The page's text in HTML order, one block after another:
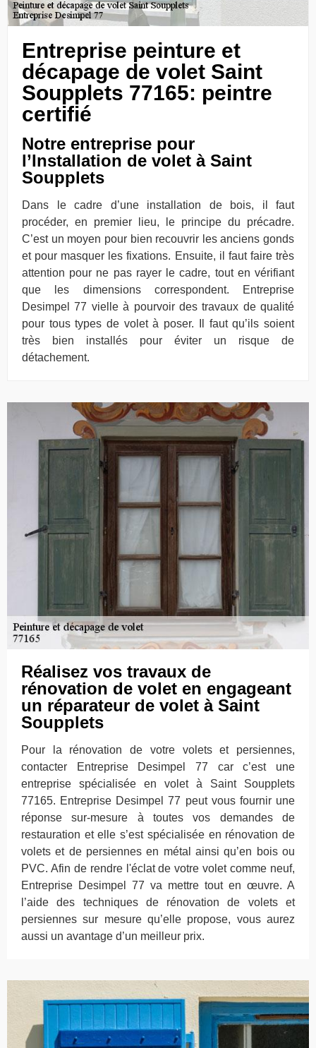
Entreprise peinture et
décapage de volet Saint
Soupplets 77165: peintre
certifié
Notre entreprise pour
l’Installation de volet à Saint
Soupplets
Dans le cadre d’une installation de bois, il faut
procéder, en premier lieu, le principe du précadre.
C’est un moyen pour bien recouvrir les anciens gonds
et pour masquer les fixations. Ensuite, il faut faire très
attention pour ne pas rayer le cadre, tout en vérifiant
que les dimensions correspondent. Entreprise
Desimpel 77 vielle à pourvoir des travaux de qualité
pour tous types de volet à poser. Il faut qu’ils soient
très bien installés pour éviter un risque de
détachement.
Réalisez vos travaux de
rénovation de volet en engageant
un réparateur de volet à Saint
Soupplets
Pour la rénovation de votre volets et persiennes,
contacter Entreprise Desimpel 77 car c’est une
entreprise spécialisée en volet à Saint Soupplets
77165. Entreprise Desimpel 77 peut vous fournir une
réponse sur-mesure à toutes vos demandes de
restauration et elle s’est spécialisée en rénovation de
volets et de persiennes en métal ainsi qu’en bois ou
PVC. Afin de rendre l'éclat de votre volet comme neuf,
Entreprise Desimpel 77 va mettre tout en œuvre. A
l’aide des techniques de rénovation de volets et
persiennes sur mesure qu’elle propose, vous aurez
aussi un avantage d’un meilleur prix.